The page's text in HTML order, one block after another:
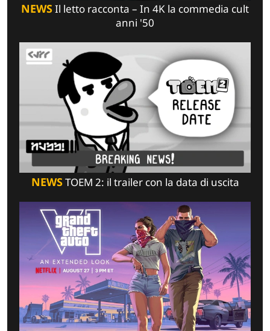
NEWSIl letto racconta – In 4K la commedia cult
anni '50
NEWSTOEM 2: il trailer con la data di uscita